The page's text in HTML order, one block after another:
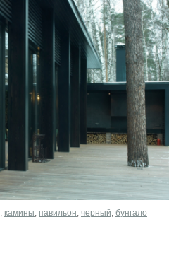
камины павильон черный бунгало